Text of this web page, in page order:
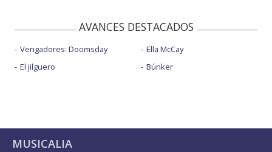
AVANCES DESTACADOS
Vengadores: Doomsday
El jilguero
Ella McCay
Búnker
MUSICALIA